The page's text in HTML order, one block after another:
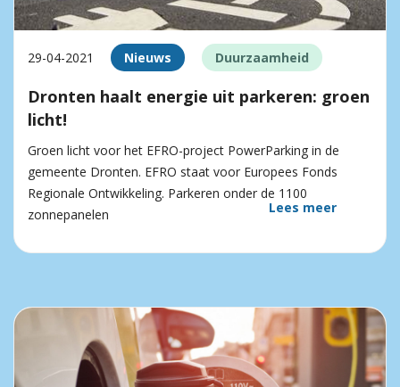
29-04-2021 Nieuws Duurzaamheid
Dronten haalt energie uit parkeren: groen
licht!
Groen licht voor het EFRO-project PowerParking in de
gemeente Dronten. EFRO staat voor Europees Fonds
Regionale Ontwikkeling. Parkeren onder de 1100
zonnepanelen
Lees meer